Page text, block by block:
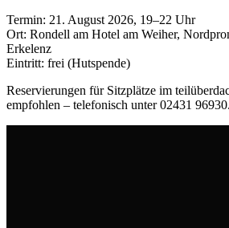
Termin: 21. August 2026, 19–22 Uhr
Ort: Rondell am Hotel am Weiher,
Erkelenz
Eintritt: frei (Hutspende)
Reservierungen für Sitzplätze im
empfohlen – telefonisch unter 02431 96930.